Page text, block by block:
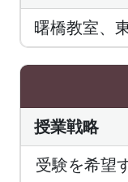
曙橋教室、
授業戦略
受験を希望